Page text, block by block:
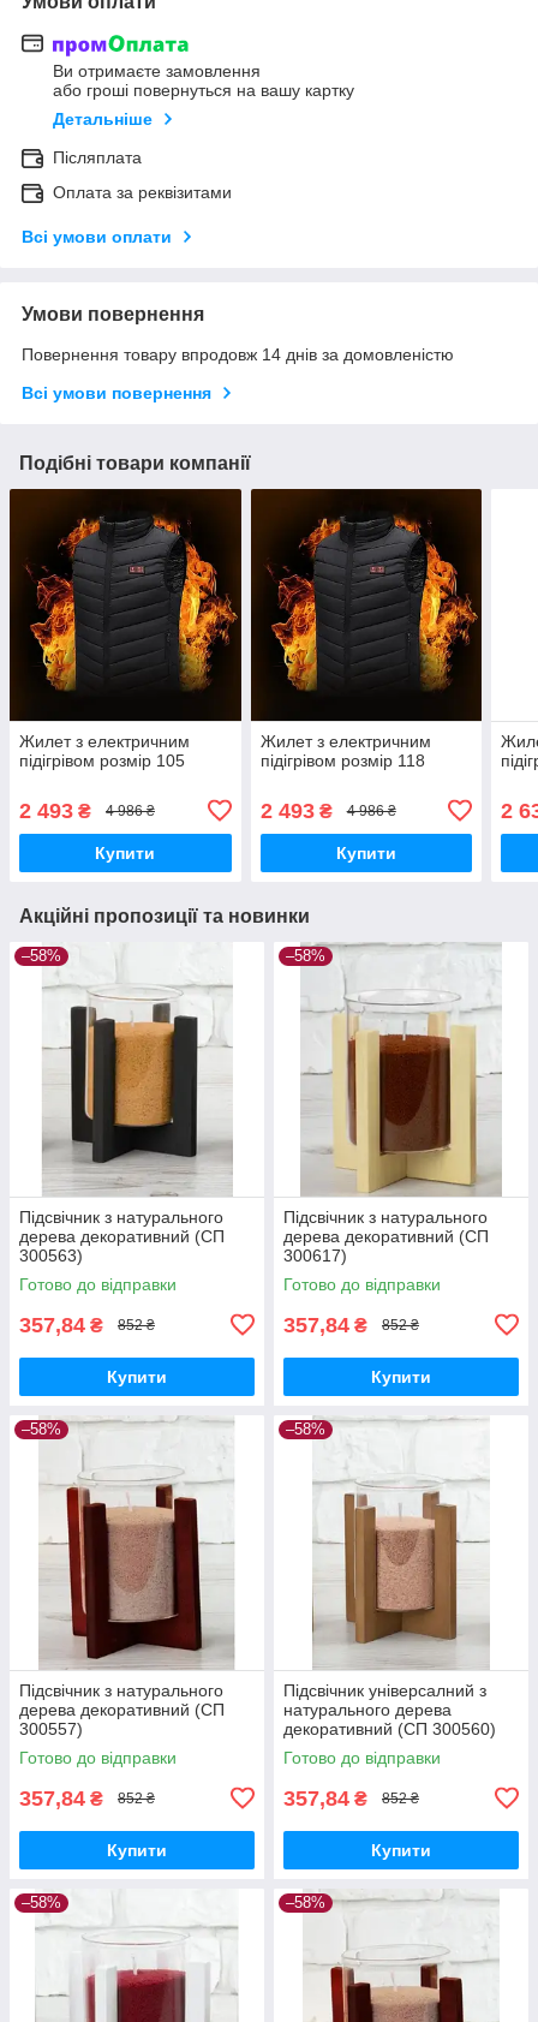
Ви отримаєте замовлення
або гроші повернуться на вашу картку
Детальніше
Післяплата
Оплата за реквізитами
Всі умови оплати
Умови повернення
Повернення товару впродовж 14 днів за домовленістю
Всі умови повернення
Подібні товари компанії
Жилет з електричним
підігрівом розмір 105
2 493 ₴ 4 986 ₴
Купити
Жилет з електричним
підігрівом розмір 118
2 493₴ 4 986 ₴
Купити
2
Акційні пропозиції та новинки
–58%
Підсвічник з натурального
дерева декоративний (СП
300563)
Готово до відправки
357,84 ₴ 852 ₴
Купити
–58%
Підсвічник з натурального
дерева декоративний (СП
300617)
Готово до відправки
357,84 ₴ 852 ₴
Купити
–58%
Підсвічник з натурального
дерева декоративний (СП
300557)
Готово до відправки
357,84 ₴ 852 ₴
Купити
–58%
Підсвічник універсалний з
натурального дерева
декоративний (СП 300560)
Готово до відправки
357,84 ₴ 852 ₴
Купити
–58% –58%